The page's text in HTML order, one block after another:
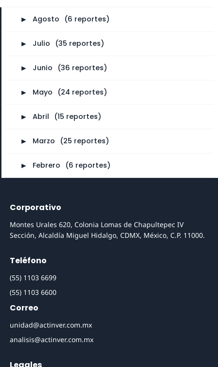
► Agosto (6 reportes)
► Julio (35 reportes)
► Junio (36 reportes)
► Mayo (24 reportes)
► Abril (15 reportes)
► Marzo (25 reportes)
► Febrero (6 reportes)
Corporativo
Montes Urales 620, Colonia Lomas de Chapultepec IV
Sección, Alcaldía Miguel Hidalgo, CDMX, México, C.P. 11000.
Teléfono
(55) 1103 6699
(55) 1103 6600
Correo
unidad@actinver.com.mx
analisis@actinver.com.mx
Legales